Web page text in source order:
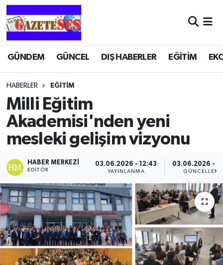
GÜNDEM GÜNCEL DIŞ HABERLER EĞİTİM
HABERLER EĞİTİM
Milli Eğitim
Akademisi'nden yeni
mesleki gelişim vizyonu
HABER MERKEZI
EDITÖR
03.06.2026 - 12:43
YAYINLANMA
03.06.2026 -
GÜNCELLEME